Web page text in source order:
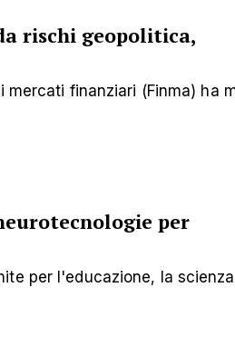
rischi geopolitica,
finanziari (Finma) ha
per
per l'educazione, la